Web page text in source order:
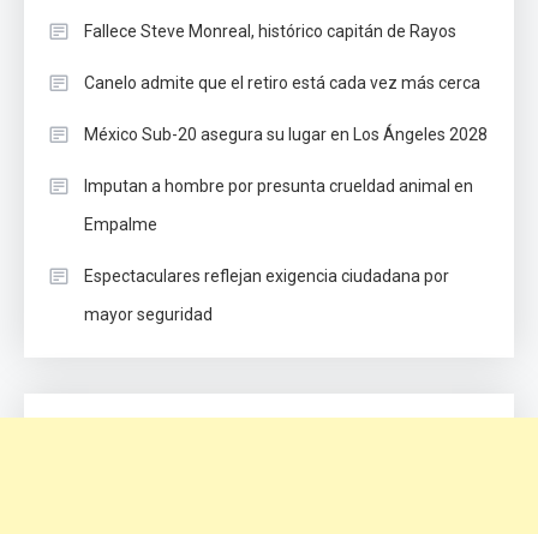
Fallece Steve Monreal, histórico capitán de Rayos
Canelo admite que el retiro está cada vez más cerca
México Sub-20 asegura su lugar en Los Ángeles 2028
Imputan a hombre por presunta crueldad animal en
Empalme
Espectaculares reflejan exigencia ciudadana por
mayor seguridad